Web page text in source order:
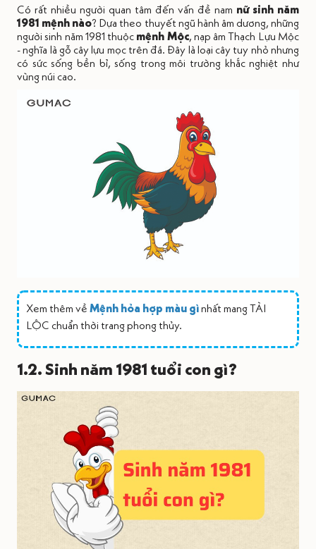
Có rất nhiều người quan tâm đến vấn đề nam nữ sinh năm
1981 mệnh nào? Dựa theo thuyết ngũ hành âm dương, những
người sinh năm 1981 thuộc mệnh Mộc, nạp âm Thạch Lựu Mộc
- nghĩa là gỗ cây lựu mọc trên đá. Đây là loại cây tuy nhỏ nhưng
có sức sống bền bỉ, sống trong môi trường khắc nghiệt như
vùng núi cao.
Xem thêm vềMệnh hỏa hợp màu gìnhất mang TÀI
LỘC chuẩn thời trang phong thủy.
1.2. Sinh năm 1981 tuổi con gì?